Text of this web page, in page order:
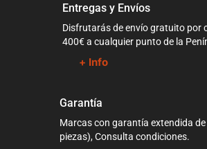
Entregas y Envíos
Disfrutarás de envío gratuito por
400€ a cualquier punto de la
+ Info
Garantía
Marcas con garantía extendida
piezas), Consulta condiciones.